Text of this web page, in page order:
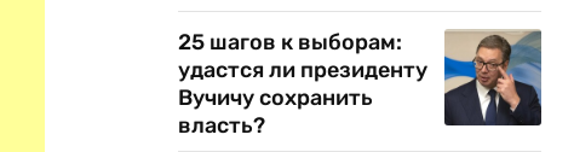
25 шагов к выборам:
удастся ли президенту
Вучичу сохранить
власть?